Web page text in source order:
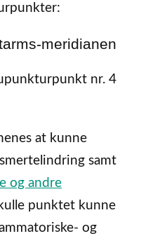
meridianen
nr. 4
at kunne
samt
og andre
punktet kunne
og